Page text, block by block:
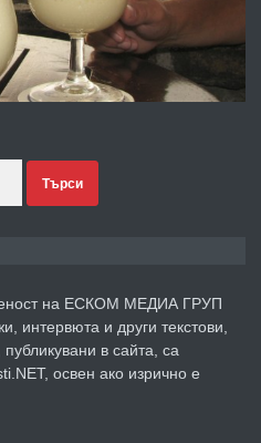
преди 2 години
Гърция, до Кавала
преди 2 години
МАРОНЯ
Търси
на ЕСКОМ МЕДИА ГРУП
интервюта и други текстови,
в сайта, са
освен ако изрично е